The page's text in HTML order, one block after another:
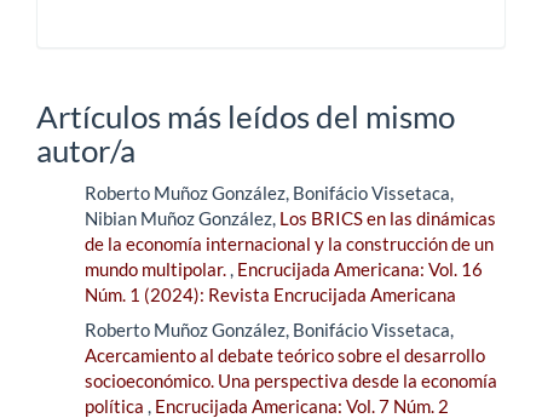
Artículos más leídos del mismo
autor/a
Roberto Muñoz González, Bonifácio Vissetaca,
Nibian Muñoz González, Los BRICS en las dinámicas
de la economía internacional y la construcción de un
mundo multipolar., Encrucijada Americana: Vol. 16
Núm. 1 (2024): Revista Encrucijada Americana
Roberto Muñoz González, Bonifácio Vissetaca,
Acercamiento al debate teórico sobre el desarrollo
socioeconómico. Una perspectiva desde la economía
política , Encrucijada Americana: Vol. 7 Núm. 2